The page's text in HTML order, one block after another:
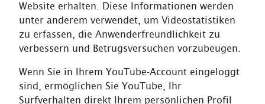
Website erhalten. Diese Informationen werden
unter anderem verwendet, um Videostatistiken
zu erfassen, die Anwenderfreundlichkeit zu
verbessern und Betrugsversuchen vorzubeugen.
Wenn Sie in Ihrem YouTube-Account eingeloggt
sind, ermöglichen Sie YouTube, Ihr
Surfverhalten direkt Ihrem persönlichen Profil